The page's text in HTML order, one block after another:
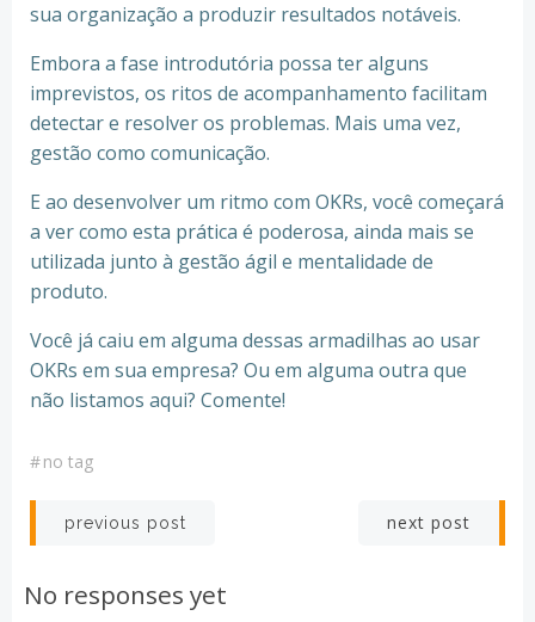
sua organização a produzir resultados notáveis.
Embora a fase introdutória possa ter alguns
imprevistos, os ritos de acompanhamento facilitam
detectar e resolver os problemas. Mais uma vez,
gestão como comunicação.
E ao desenvolver um ritmo com OKRs, você começará
a ver como esta prática é poderosa, ainda mais se
utilizada junto à gestão ágil e mentalidade de
produto.
Você já caiu em alguma dessas armadilhas ao usar
OKRs em sua empresa? Ou em alguma outra que
não listamos aqui? Comente!
#no tag
Post
navigation
previous post next post
No responses yet